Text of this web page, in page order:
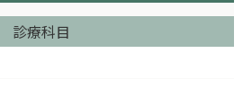
診療科目